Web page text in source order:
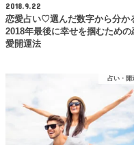
2018.9.22
恋愛占い♡選んだ数字から分か
2018年最後に幸せを掴むための
愛開運法
占い・開